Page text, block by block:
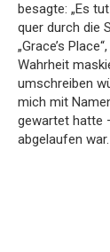
besagte: „Es
quer durch die
„Grace’s
Wahrheit
umschreiben
mich mit
gewartet hatte
abgelaufen war.